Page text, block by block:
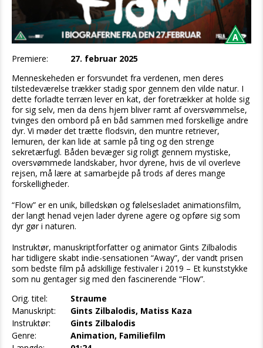
Premiere:
27. februar 2025
Menneskeheden er forsvundet fra verdenen, men deres
tilstedeværelse trækker stadig spor gennem den vilde natur. I
dette forladte terræn lever en kat, der foretrækker at holde sig
for sig selv, men da dens hjem bliver ramt af oversvømmelse,
tvinges den ombord på en båd sammen med forskellige andre
dyr. Vi møder det trætte flodsvin, den muntre retriever,
lemuren, der kan lide at samle på ting og den strenge
sekretærfugl. Båden bevæger sig roligt gennem mystiske,
oversvømmede landskaber, hvor dyrene, hvis de vil overleve
rejsen, må lære at samarbejde på trods af deres mange
forskelligheder.
“Flow” er en unik, billedskøn og følelsesladet animationsfilm,
der langt henad vejen lader dyrene agere og opføre sig som
dyr gør i naturen.
Instruktør, manuskriptforfatter og animator Gints Zilbalodis
har tidligere skabt indie-sensationen “Away”, der vandt prisen
som bedste film på adskillige festivaler i 2019 – Et kunststykke
som nu gentager sig med den fascinerende “Flow”.
Orig. titel:
Straume
Manuskript:
Gints Zilbalodis, Matiss Kaza
Instruktør:
Gints Zilbalodis
Genre:
Animation, Familiefilm